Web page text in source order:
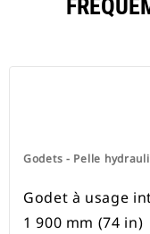
Godets - Pelle
Godet à usage
1 900 mm (74 in)